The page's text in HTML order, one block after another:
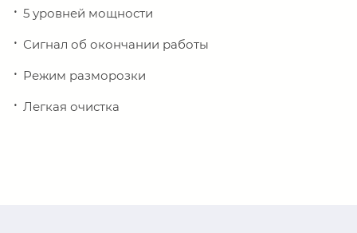
5 уровней мощности
Сигнал об окончании работы
Режим разморозки
Легкая очистка